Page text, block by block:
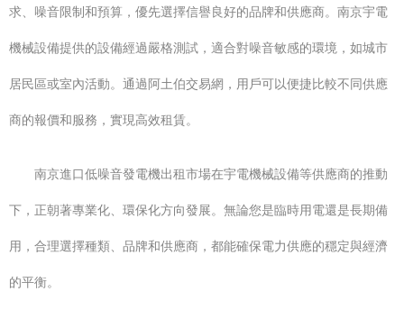
求、噪音限制和預算，優先選擇信譽良好的品牌和供應商。南京宇電
機械設備提供的設備經過嚴格測試，適合對噪音敏感的環境，如城市
居民區或室內活動。通過阿土伯交易網，用戶可以便捷比較不同供應
商的報價和服務，實現高效租賃。
南京進口低噪音發電機出租市場在宇電機械設備等供應商的推動
下，正朝著專業化、環保化方向發展。無論您是臨時用電還是長期備
用，合理選擇種類、品牌和供應商，都能確保電力供應的穩定與經濟
的平衡。